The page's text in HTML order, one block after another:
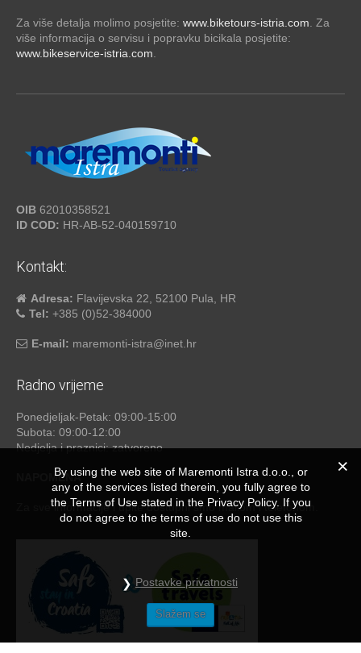
Za više detalja molimo posjetite: www.biketours-istria.com . Za
više informacija o servisu i popravku bicikala posjetite:
www.bikeservice-istria.com
OIB 62010358521
ID COD: HR-AB-52-040159710
Kontakt:
Adresa: Flavijevska 22, 52100 Pula, HR
Tel: +385 (0)52-384000
E-mail: maremonti-istra@inet.hr
Radno vrijeme
Ponedjeljak-Petak: 09:00-15:00
Subota: 09:00-12:00
Nedjelja i praznici: zatvoreno
NAPOMENA
Za sve informacije i upite dostupni smo mailom i telefonom.
By using the web site of Maremonti Istra d.o.o., or
any of the services listed therein, you fully agree to
the Terms of Use stated in the Privacy Policy. If you
do not agree to the terms of use do not use this
site.
Postavke privatnosti
Slažem se